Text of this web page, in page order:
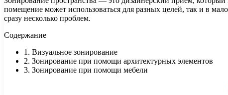
помещение может использоваться для разных целей, так и в
сразу несколько проблем.
Содержание
1. Визуальное зонирование
2. Зонирование при помощи архитектурных элементов
3. Зонирование при помощи мебели